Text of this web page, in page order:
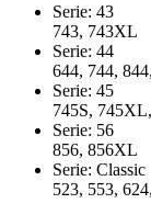
Serie:
743, 743XL
Serie:
644, 744,
Serie:
745S,
Serie:
856, 856XL
Serie:
523, 553,